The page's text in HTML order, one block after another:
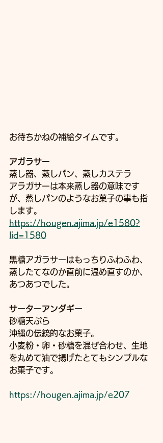
お待ちかねの補給タイムです。
アガラサー
蒸し器、蒸しパン、蒸しカステラ
アラガサーは本来蒸し器の意味です
が、蒸しパンのようなお菓子の事も指
します。
https://hougen.ajima.jp/e1580?
lid=1580
黒糖アガラサーはもっちりふわふわ、
蒸したてなのか直前に温め直すのか、
あつあつでした。
サーターアンダギー
砂糖天ぷら
沖縄の伝統的なお菓子。
小麦粉・卵・砂糖を混ぜ合わせ、生地
を丸めて油で揚げたとてもシンプルな
お菓子です。
https://hougen.ajima.jp/e207